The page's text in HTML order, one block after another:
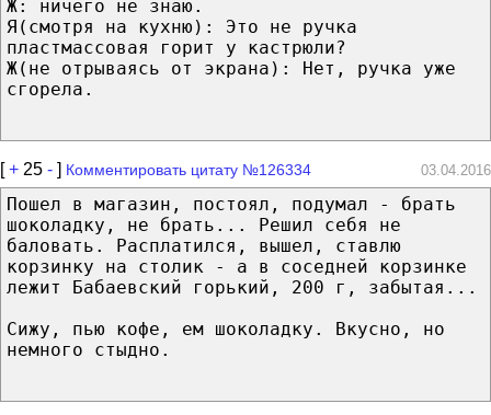
Ж: ничего не знаю.
Я(смотря на кухню): Это не ручка
пластмассовая горит у кастрюли?
Ж(не отрываясь от экрана): Нет, ручка уже
сгорела.
[+ 25 - ] Комментировать цитату №126334 03.04.2016
Пошел в магазин, постоял, подумал - брать
шоколадку, не брать... Решил себя не
баловать. Расплатился, вышел, ставлю
корзинку на столик - а в соседней корзинке
лежит Бабаевский горький, 200 г, забытая...
Сижу, пью кофе, ем шоколадку. Вкусно, но
немного стыдно.